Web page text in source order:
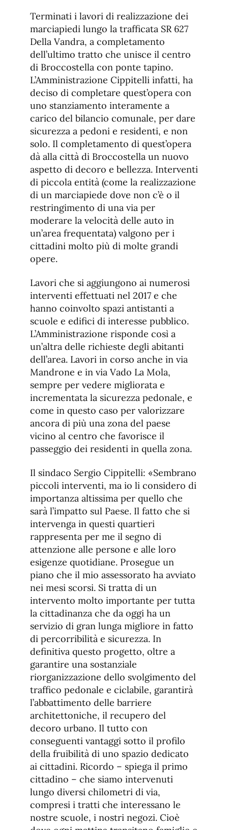
de
fuente
de
fuente.
Terminati i lavori di realizzazione dei
marciapiedi lungo la trafficata SR 627
Della Vandra, a completamento
dell’ultimo tratto che unisce il centro
di Broccostella con ponte tapino.
L’Amministrazione Cippitelli infatti, ha
deciso di completare quest’opera con
uno stanziamento interamente a
carico del bilancio comunale, per dare
sicurezza a pedoni e residenti, e non
solo. Il completamento di quest’opera
dà alla città di Broccostella un nuovo
aspetto di decoro e bellezza. Interventi
di piccola entità (come la realizzazione
di un marciapiede dove non c’è o il
restringimento di una via per
moderare la velocità delle auto in
un’area frequentata) valgono per i
cittadini molto più di molte grandi
opere.
Lavori che si aggiungono ai numerosi
interventi effettuati nel 2017 e che
hanno coinvolto spazi antistanti a
scuole e edifici di interesse pubblico.
L’Amministrazione risponde così a
un’altra delle richieste degli abitanti
dell’area. Lavori in corso anche in via
Mandrone e in via Vado La Mola,
sempre per vedere migliorata e
incrementata la sicurezza pedonale, e
come in questo caso per valorizzare
ancora di più una zona del paese
vicino al centro che favorisce il
passeggio dei residenti in quella zona.
Il sindaco Sergio Cippitelli: «Sembrano
piccoli interventi, ma io li considero di
importanza altissima per quello che
sarà l’impatto sul Paese. Il fatto che si
intervenga in questi quartieri
rappresenta per me il segno di
attenzione alle persone e alle loro
esigenze quotidiane. Prosegue un
piano che il mio assessorato ha avviato
nei mesi scorsi. Si tratta di un
intervento molto importante per tutta
la cittadinanza che da oggi ha un
servizio di gran lunga migliore in fatto
di percorribilità e sicurezza. In
definitiva questo progetto, oltre a
garantire una sostanziale
riorganizzazione dello svolgimento del
traffico pedonale e ciclabile, garantirà
l’abbattimento delle barriere
architettoniche, il recupero del
decoro urbano. Il tutto con
conseguenti vantaggi sotto il profilo
della fruibilità di uno spazio dedicato
ai cittadini. Ricordo – spiega il primo
cittadino – che siamo intervenuti
lungo diversi chilometri di via,
compresi i tratti che interessano le
nostre scuole, i nostri negozi. Cioè